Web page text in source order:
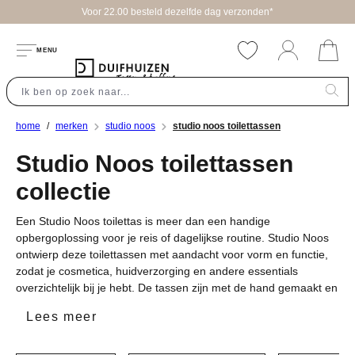
Voor 22.00 besteld dezelfde dag verzonden*
MENU
home merken studio noos studio noos toilettassen
Studio Noos toilettassen
collectie
Een Studio Noos toilettas is meer dan een handige
opbergoplossing voor je reis of dagelijkse routine. Studio Noos
ontwierp deze toilettassen met aandacht voor vorm en functie,
zodat je cosmetica, huidverzorging en andere essentials
overzichtelijk bij je hebt. De tassen zijn met de hand gemaakt en
je nu een weekendje weg gaat, dagelijks sport, of gewoon je
Lees meer